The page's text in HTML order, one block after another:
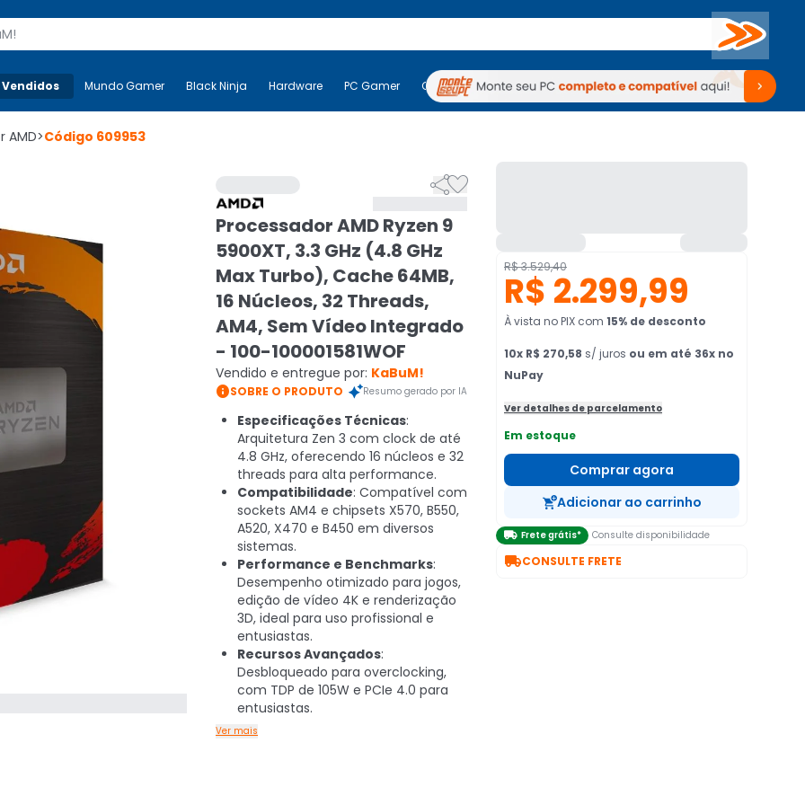
Buscar
Mais-v- Mundo Gamer Black Ninja Hardware PC Gamer Computadores Periféricos TV Venda no KaBuM!
Mundo Gamer Black Ninja Hardware PC Gamer Computadores Periféricos TV Venda no KaBuM!
AMD>Código 609953

Processador AMD Ryzen 9
5900XT, 3.3 GHz (4.8 GHz
Max Turbo), Cache 64MB,
16 Núcleos, 32 Threads,
AM4, Sem Vídeo Integrado
- 100-100001581WOF
Vendido e entregue por: KaBuM!
SOBRE O PRODUTO Resumo gerado por IA
Especificações Técnicas:
Arquitetura Zen 3 com clock de até
4.8 GHz, oferecendo 16 núcleos e 32
threads para alta performance.
Compatibilidade: Compatível com
sockets AM4 e chipsets X570, B550,
A520, X470 e B450 em diversos
sistemas.
Performance e Benchmarks:
Desempenho otimizado para jogos,
edição de vídeo 4K e renderização
3D, ideal para uso profissional e
entusiastas.
Recursos Avançados:
Desbloqueado para overclocking,
com TDP de 105W e PCIe 4.0 para
entusiastas.
Ver mais
R$ 3.529,40
R$ 2.299,99
À vista no PIX com 15% de desconto
10x R$ 270,58 s/ juros ou em até 36x no
NuPay
Ver detalhes de parcelamento
Em estoque
Comprar agora
Adicionar ao carrinho
 Frete grátis* Consulte disponibilidade
CONSULTE FRETE